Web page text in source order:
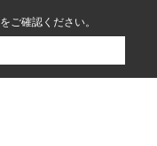
をご確認ください。